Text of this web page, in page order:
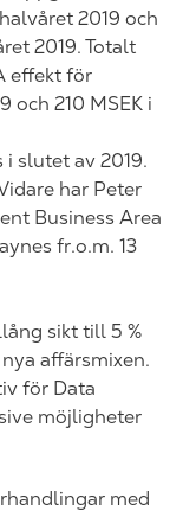
2019 och
2019. Totalt
effekt för
och 210 MSEK i
slutet av 2019.
har Peter
Business Area
fr.o.m. 13
sikt till 5 %
affärsmixen.
för Data
möjligheter
med